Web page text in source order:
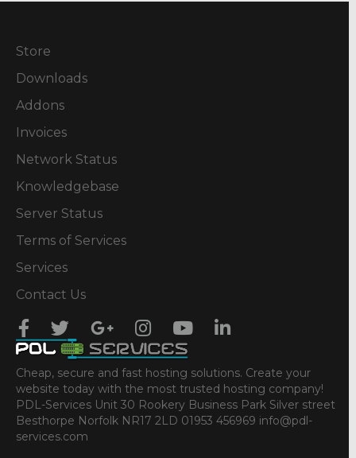
Store
Downloads
Addons
Invoices
Network Status
Knowledgebase
Server Status
Terms of Services
Services
Contact Us
Cheap, secure and fast hosting solutions. Create your
website today with the most trusted hosting company!
PDL-Services Unit 30 Rookery Business Park Silver street
Besthorpe Norfolk NR17 2LD 01953 456969 info@pdl-
services.com